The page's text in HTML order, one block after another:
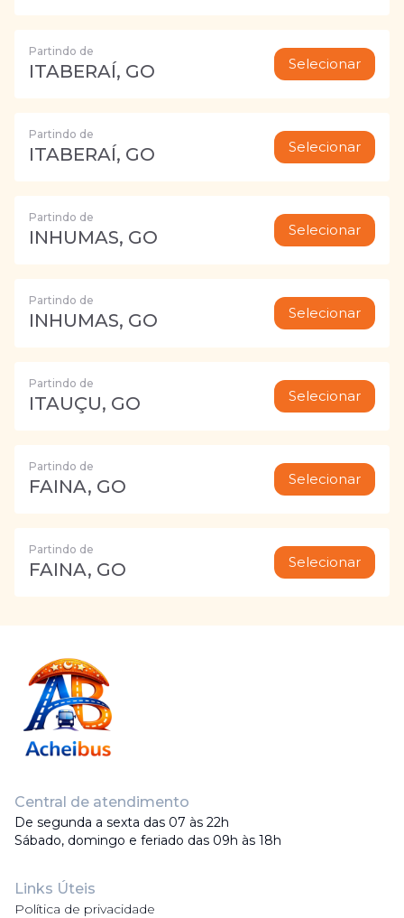
Partindo de
ITABERAÍ, GO Selecionar
Partindo de
ITABERAÍ, GO Selecionar
Partindo de
INHUMAS, GO Selecionar
Partindo de
INHUMAS, GO Selecionar
Partindo de
ITAUÇU, GO Selecionar
Partindo de
FAINA, GO Selecionar
Partindo de
FAINA, GO Selecionar
Central de atendimento
De segunda a sexta das 07 às 22h
Sábado, domingo e feriado das 09h às 18h
Links Úteis
Política de privacidade